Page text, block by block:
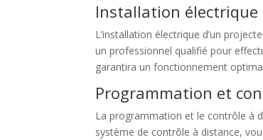
Installation électrique
L’installation électrique d’un
un professionnel qualifié pour
garantira un fonctionnement
Programmation et
La programmation et le contrôle à
système de contrôle à distance,